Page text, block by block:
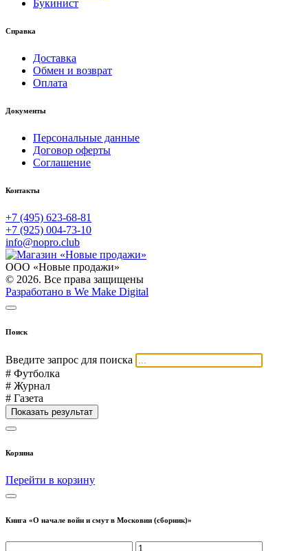
Букинист
Справка
Доставка
Обмен и возврат
Оплата
Документы
Персональные данные
Договор оферты
Соглашение
Контакты
+7 (495) 623-68-81
+7 (925) 004-73-10
info@nopro.club
ООО «Новые продажи»
© 2026. Все права защищены
Разработано в We Make Digital
Поиск
Введите запрос для поиска
# Футболка
# Журнал
# Газета
Показать результат
Корзина
Перейти в корзину
Книга «О начале войн и смут в Московии (сборник)»